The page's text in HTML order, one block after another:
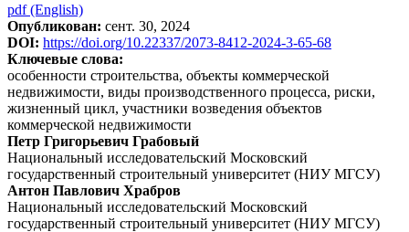
панель
статьи
pdf (English)
Опубликован: сент. 30, 2024
DOI: https://doi.org/10.22337/2073-8412-2024-3-65-68
Ключевые слова:
особенности строительства, объекты коммерческой
недвижимости, виды производственного процесса, риски,
жизненный цикл, участники возведения объектов
коммерческой недвижимости
Основное
содержимое
статьи
Петр Григорьевич Грабовый
Национальный исследовательский Московский
государственный строительный университет (НИУ МГСУ)
Антон Павлович Храбров
Национальный исследовательский Московский
государственный строительный университет (НИУ МГСУ)